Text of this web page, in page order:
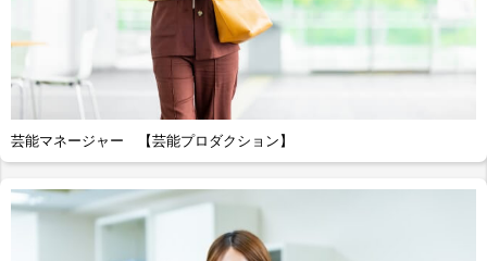
芸能マネージャー 【芸能プロダクション】